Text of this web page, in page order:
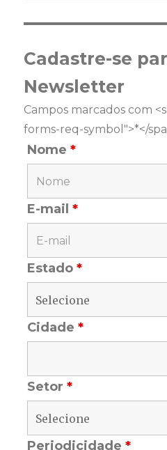
Cadastre-se
Newsletter
Campos marcados com
forms-req-symbol">*</
Nome*
E-mail*
Estado*
Cidade*
Setor*
Periodicidade*